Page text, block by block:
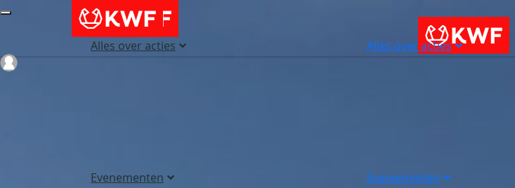
Alles over acties
Evenementen
Alles over acties
Evenementen